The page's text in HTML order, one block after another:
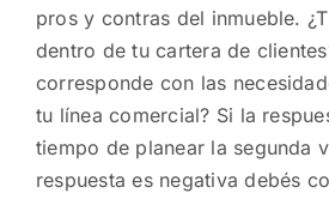
pros y contras del inmueble.
dentro de tu cartera de
corresponde con las
tu línea comercial? Si la
tiempo de planear la segunda
respuesta es negativa debés